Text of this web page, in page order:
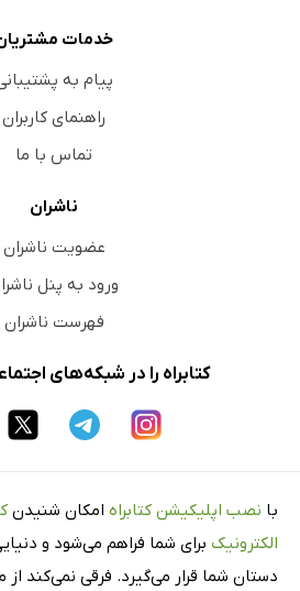
خدمات
پیام به
راهنمای کاربران
تماس با ما
ناشران
عضویت ناشران
ورود به پنل
فهرست ناشران
کتابراه را در شبکه‌های
با نصب اپلیکیشن کتابراه امکان شنیدن
الکترونیک برای شما فراهم می‌شود و
دستان شما قرار می‌گیرد. فرقی نمی‌کند از